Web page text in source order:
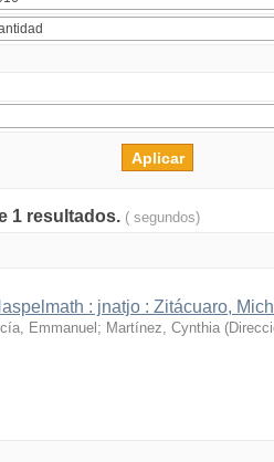
1 resultados. ( segundos)
: jnatjo : Zitácuaro,
Emmanuel ; Martínez, Cynthia (